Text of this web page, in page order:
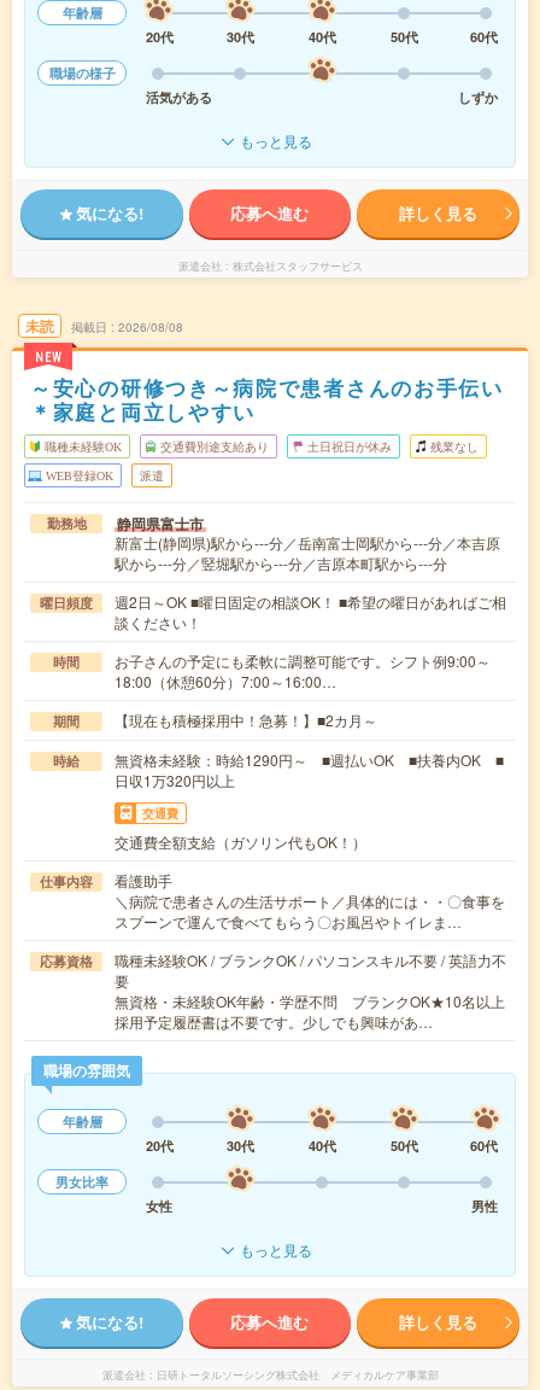
年齢層
20代
30代 40代 50代
60代
職場の様子
活気がある
しずか
もっと見る
気になる! 応募へ進む 詳しく見る
派遣会社 株式会社スタッフサービス
未読
NEW
掲載日 2026/08/08
～安心の研修つき～病院で患者さんのお手伝い
＊家庭と両立しやすい
職種未経験OK 交通費別途支給あり 土日祝日が休み 残業なし
WEB登録OK 派遣
勤務地 静岡県富士市
新富士(静岡県)駅から---分／岳南富士岡駅から---分／本吉原
駅から---分／竪堀駅から---分／吉原本町駅から---分
曜日頻度
週2日～OK ■曜日固定の相談OK！ ■希望の曜日があればご相
談ください！
時間
お子さんの予定にも柔軟に調整可能です。シフト例9:00～
18:00（休憩60分）7:00～16:00…
期間 【現在も積極採用中！急募！】■2カ月～
時給
無資格未経験：時給1290円～ ■週払いOK ■扶養内OK ■
日収1万320円以上
交通費
交通費全額支給（ガソリン代もOK！）
仕事内容
看護助手
＼病院で患者さんの生活サポート／具体的には・・〇食事を
スプーンで運んで食べてもらう〇お風呂やトイレま…
応募資格
職種未経験OK / ブランクOK / パソコンスキル不要 / 英語力不
要
無資格・未経験OK年齢・学歴不問 ブランクOK★10名以上
採用予定履歴書は不要です。少しでも興味があ…
職場の雰囲気
年齢層
20代
30代 40代 50代
60代
男女比率
女性
男性
もっと見る
気になる! 応募へ進む 詳しく見る
派遣会社 日研トータルソーシング株式会社 メディカルケア事業部